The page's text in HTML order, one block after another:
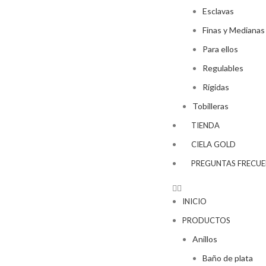
Esclavas
Finas y Medianas
Para ellos
Regulables
Rígidas
Tobilleras
TIENDA
CIELA GOLD
PREGUNTAS
INICIO
PRODUCTOS
Anillos
Baño de plata